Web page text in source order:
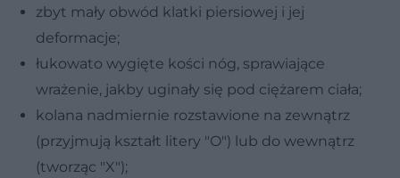
zbyt mały obwód klatki piersiowej i jej
deformacje;
łukowato wygięte kości nóg, sprawiające
wrażenie, jakby uginały się pod ciężarem ciała;
kolana nadmiernie rozstawione na zewnątrz
(przyjmują kształt litery "O") lub do wewnątrz
(tworząc "X");